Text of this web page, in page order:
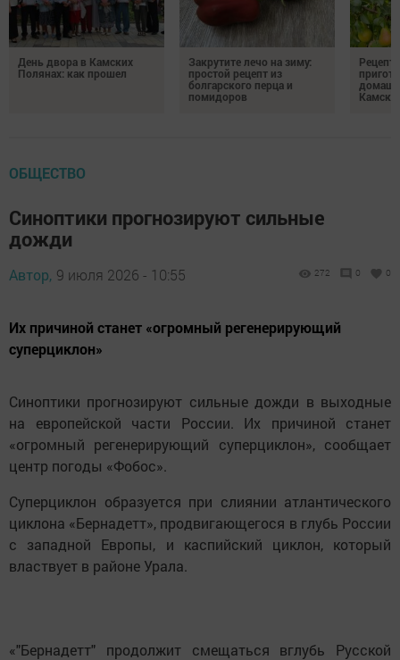
День двора в Камских
Полянах: как прошел
Закрутите лечо на зиму:
простой рецепт из
болгарского перца и
помидоров
ОБЩЕСТВО
Синоптики прогнозируют сильные
дожди
Автор, 9 июля 2026 - 10:55 272 0 0
Их причиной станет «огромный регенерирующий
суперциклон»
Синоптики прогнозируют сильные дожди в выходные
на европейской части России. Их причиной станет
«огромный регенерирующий суперциклон», сообщает
центр погоды «Фобос».
Суперциклон образуется при слиянии атлантического
циклона «Бернадетт», продвигающегося в глубь России
с западной Европы, и каспийский циклон, который
властвует в районе Урала.
«"Бернадетт" продолжит смещаться вглубь Русской